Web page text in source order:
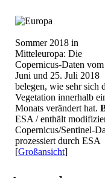
Sommer 2018 in
Mitteleuropa: Die
Copernicus-Daten
Juni und 25. Juli 2018
belegen, wie sehr sich
Vegetation innerhalb
Monats verändert hat.
ESA / enthält
Copernicus/Sentinel-
prozessiert durch ESA
[Großansicht]